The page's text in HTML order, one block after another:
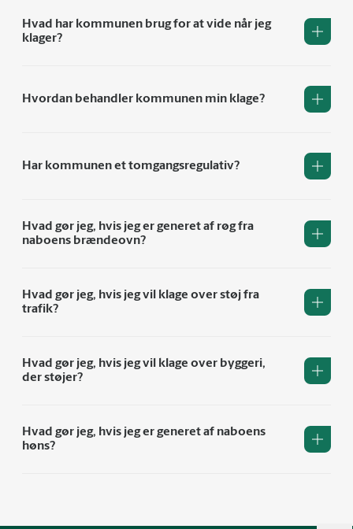
Hvad har kommunen brug for at vide når jeg
klager?
Hvordan behandler kommunen min klage?
Har kommunen et tomgangsregulativ?
Hvad gør jeg, hvis jeg er generet af røg fra
naboens brændeovn?
Hvad gør jeg, hvis jeg vil klage over støj fra
trafik?
Hvad gør jeg, hvis jeg vil klage over byggeri,
der støjer?
Hvad gør jeg, hvis jeg er generet af naboens
høns?